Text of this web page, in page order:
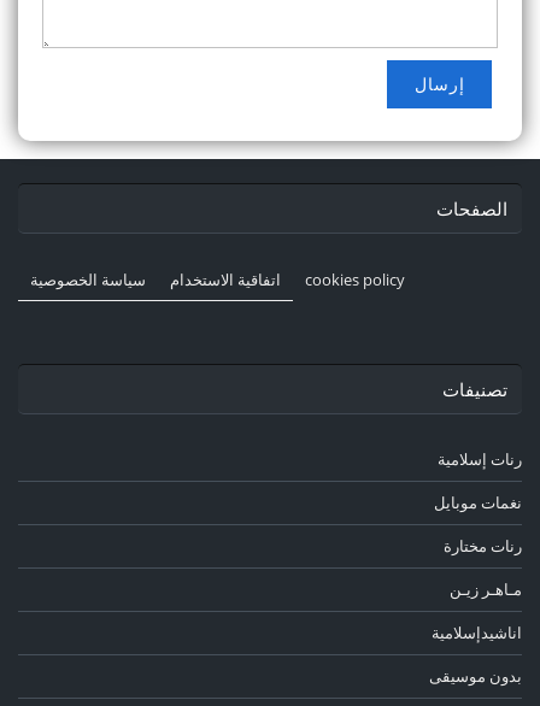
الصفحات
سياسة الخصوصية اتفاقية الاستخدام cookies policy
تصنيفات
رنات إسلامية
نغمات موبايل
رنات مختارة
مـاهـر زيـن
اناشيدإسلامية
بدون موسيقى